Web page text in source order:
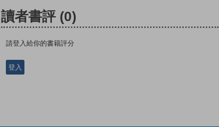
讀者書評 (0)
請登入給你的書籍評分
登入